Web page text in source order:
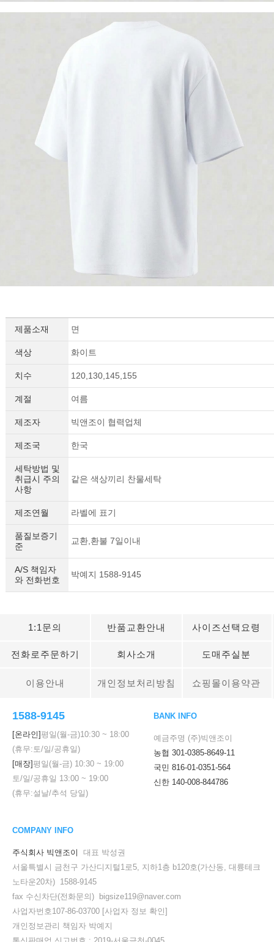
세요!
제품소재 면
색상 화이트
치수 120,130,145,155
계절 여름
제조자 빅앤조이 협력업체
제조국 한국
세탁방법 및
취급시 주의
사항
같은 색상끼리 찬물세탁
제조연월 라벨에 표기
품질보증기
준
교환,환불 7일이내
A/S 책임자
와 전화번호
박예지 1588-9145
1:1문의 반품교환안내 사이즈선택요령
전화로주문하기 회사소개 도매주실분
이용안내 개인정보처리방침 쇼핑몰이용약관
1588-9145
[온라인]평일(월-금)10:30 ~ 18:00
(휴무:토/일/공휴일)
[매장]평일(월-금) 10:30 ~ 19:00
토/일/공휴일 13:00 ~ 19:00
(휴무:설날/추석 당일)
BANK INFO
예금주명 (주)빅앤조이
농협 301-0385-8649-11
국민 816-01-0351-564
신한 140-008-844786
COMPANY INFO
주식회사 빅앤조이
대표 박성권
서울특별시 금천구 가산디지털1로5, 지하1층 b120호(가산동, 대륭테크
노타운20차) 1588-9145
fax 수신차단(전화문의) bigsize119@naver.com
사업자번호107-86-03700 [사업자 정보 확인]
개인정보관리 책임자 박예지